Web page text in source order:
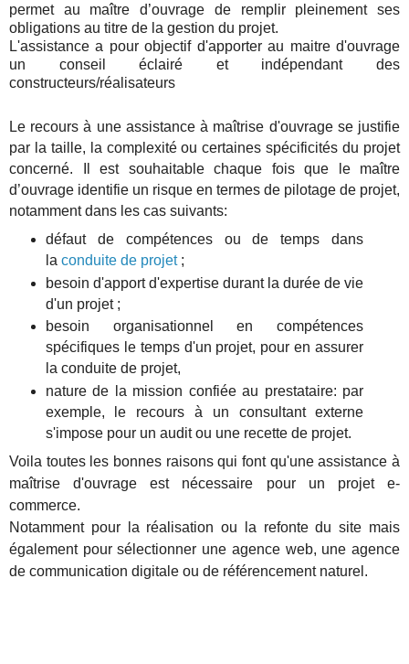
permet au maître d’ouvrage de remplir pleinement ses
obligations au titre de la gestion du projet.
L'assistance a pour objectif d'apporter au maitre d'ouvrage
un conseil éclairé et indépendant des
constructeurs/réalisateurs
Le recours à une assistance à maîtrise d'ouvrage se justifie
par la taille, la complexité ou certaines spécificités du projet
concerné. Il est souhaitable chaque fois que le maître
d’ouvrage identifie un risque en termes de pilotage de projet,
notamment dans les cas suivants:
défaut de compétences ou de temps dans
la conduite de projet;
besoin d'apport d'expertise durant la durée de vie
d'un projet ;
besoin organisationnel en compétences
spécifiques le temps d'un projet, pour en assurer
la conduite de projet,
nature de la mission confiée au prestataire: par
exemple, le recours à un consultant externe
s'impose pour un audit ou une recette de projet.
Voila toutes les bonnes raisons qui font qu'une assistance à
maîtrise d'ouvrage est nécessaire pour un projet e-
commerce.
Notamment pour la réalisation ou la refonte du site mais
également pour sélectionner une agence web, une agence
de communication digitale ou de référencement naturel.